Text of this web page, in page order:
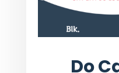
Do